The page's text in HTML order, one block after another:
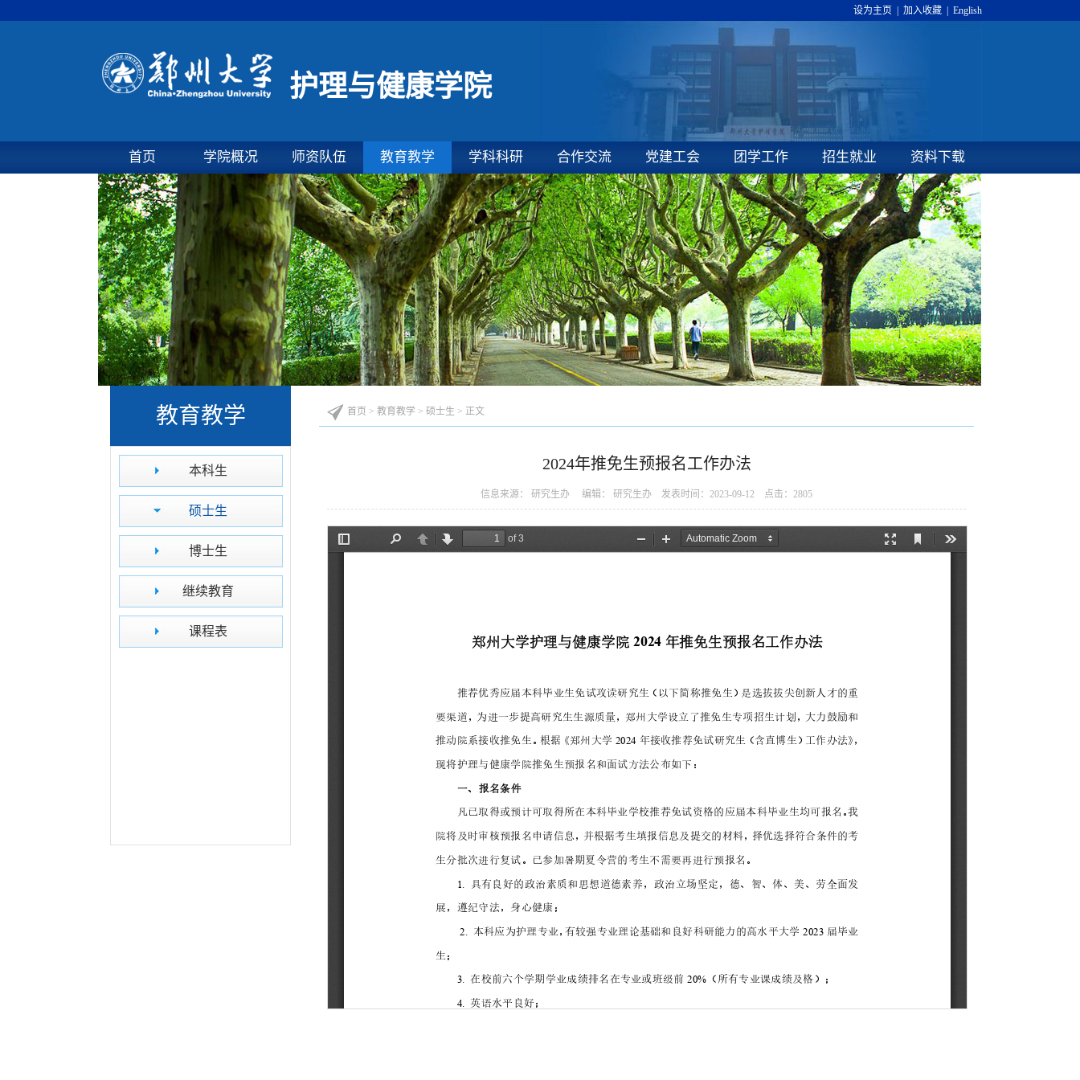
设为主页 加入收藏 English
护理与健康学院
首页 学院概况 师资队伍 教育教学 学科科研 合作交流 党建工会 团学工作 招生就业 资料下载
教育教学
本科生
硕士生
博士生
继续教育
课程表
首页 > 教育教学 > 硕士生 > 正文
2024年推免生预报名工作办法
信息来源： 研究生办 编辑： 研究生办 发表时间：2023-09-12 点击： 2805